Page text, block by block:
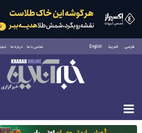
فارسی العربية English تماس با ما درباره ما
یکشنبه ۱۸ مرداد ۱۴۰۵